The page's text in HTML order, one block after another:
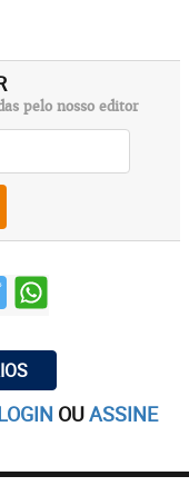
pelo nosso editor
OUASSINE